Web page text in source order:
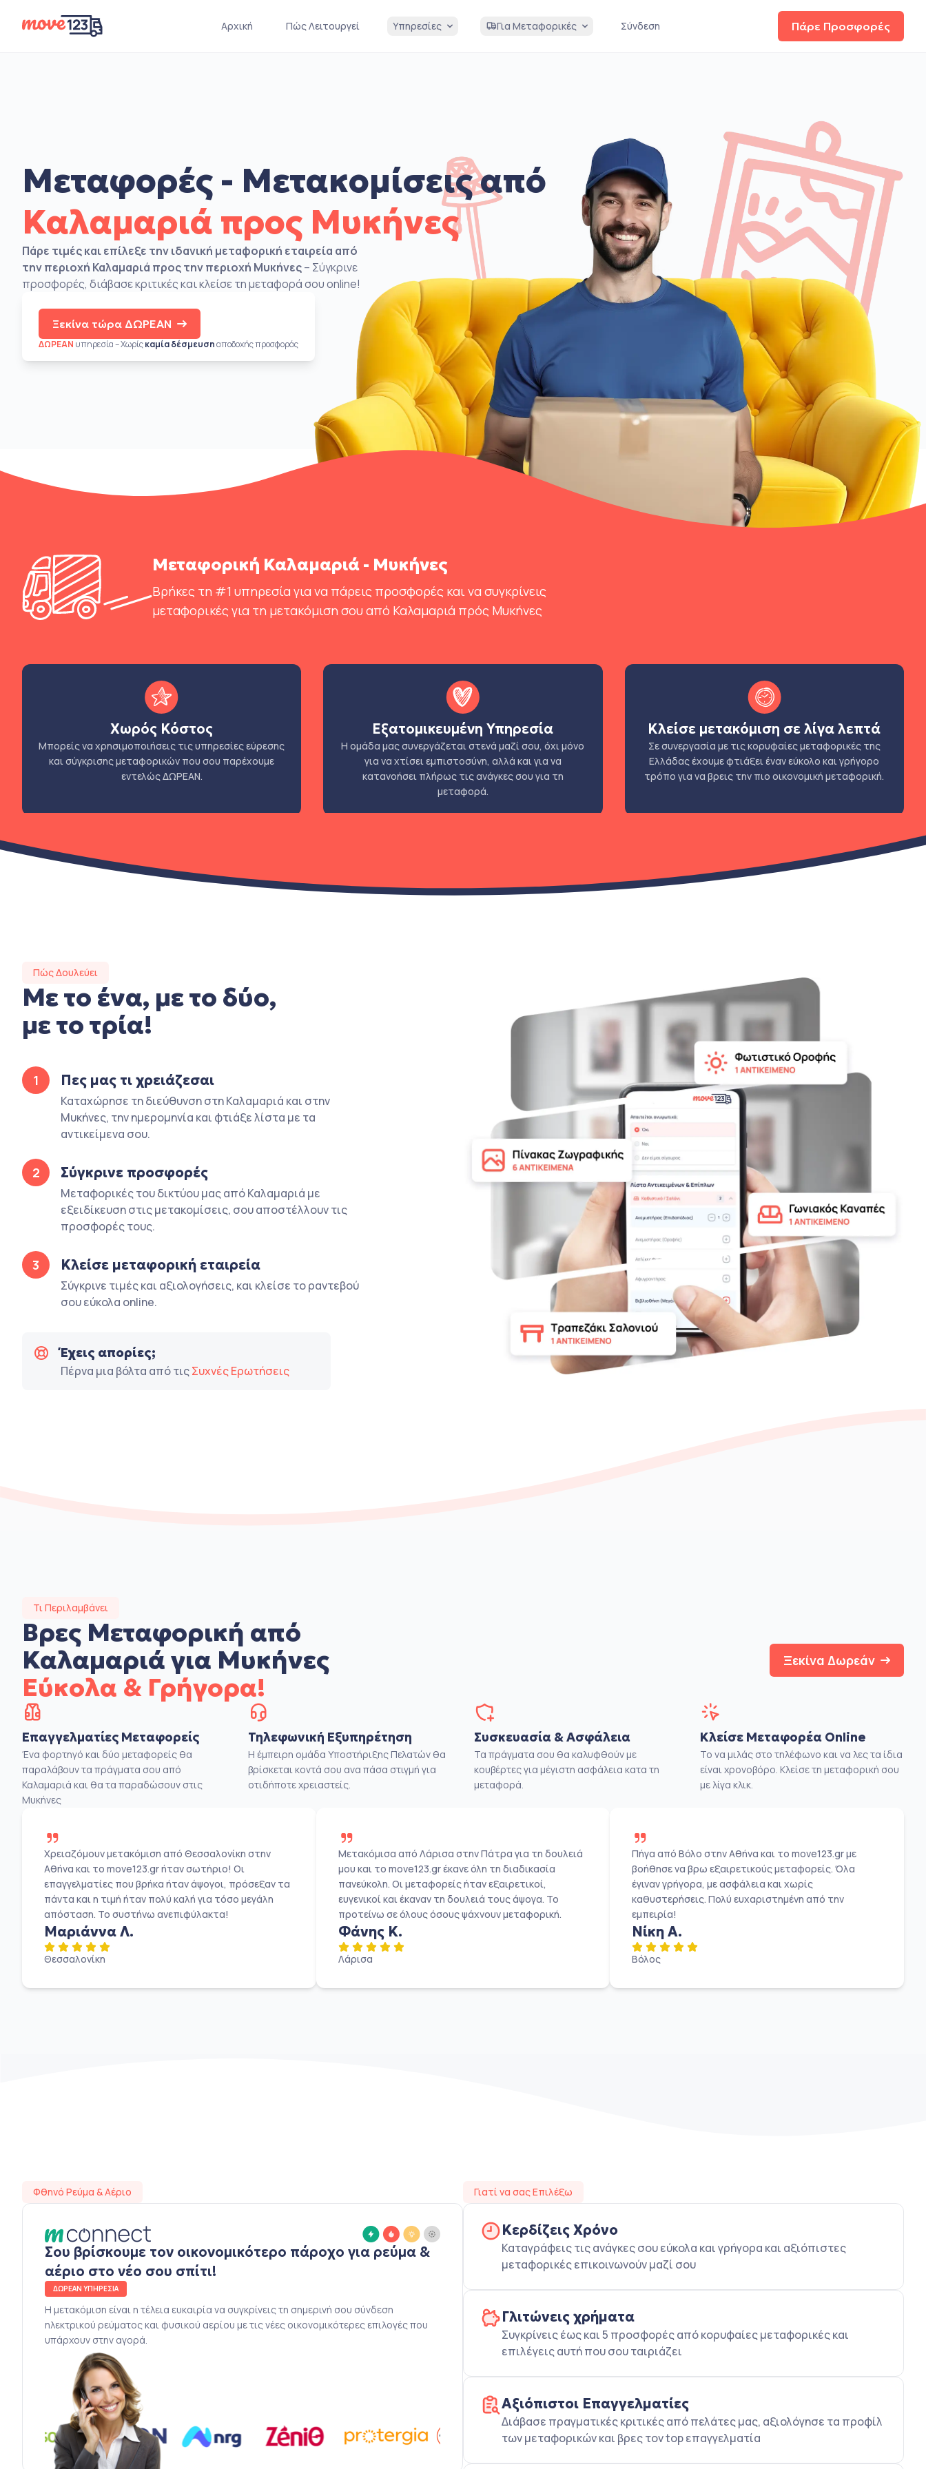
Πάρε Προσφορές
Αρχική Πώς Λειτουργεί Υπηρεσίες Για Μεταφορικές Σύνδεση
Μεταφορές - Μετακομίσεις από
Καλαμαριά προς Μυκήνες
Πάρε τιμές και επίλεξε την ιδανική μεταφορική εταιρεία από
την περιοχή Καλαμαριά προς την περιοχή Μυκήνες– Σύγκρινε
προσφορές, διάβασε κριτικές και κλείσε τη μεταφορά σου online!
Ξεκίνα τώρα ΔΩΡΕΑΝ
ΔΩΡΕΑΝ υπηρεσία – Χωρίςκαμία δέσμευσηαποδοχής προσφοράς
Μεταφορική Καλαμαριά - Μυκήνες
Βρήκες τη #1 υπηρεσία για να πάρεις προσφορές και να συγκρίνεις
μεταφορικές για τη μετακόμιση σου από Καλαμαριά πρός Μυκήνες
Χωρός Κόστος
Μπορείς να χρησιμοποιήσεις τις υπηρεσίες εύρεσης
και σύγκρισης μεταφορικών που σου παρέχουμε
εντελώς ΔΩΡΕΑΝ.
Εξατομικευμένη Υπηρεσία
Η ομάδα μας συνεργάζεται στενά μαζί σου, όχι μόνο
για να χτίσει εμπιστοσύνη, αλλά και για να
κατανοήσει πλήρως τις ανάγκες σου για τη
μεταφορά.
Κλείσε μετακόμιση σε λίγα λεπτά
Σε συνεργασία με τις κορυφαίες μεταφορικές της
Ελλάδας έχουμε φτιάξει έναν εύκολο και γρήγορο
τρόπο για να βρεις την πιο οικονομική μεταφορική.
Πώς Δουλεύει
Με το ένα, με το δύο,
με το τρία!
1 Πες μας τι χρειάζεσαι
Καταχώρησε τη διεύθυνση στη Καλαμαριά και στην
Μυκήνες, την ημερομηνία και φτιάξε λίστα με τα
αντικείμενα σου.
2 Σύγκρινε προσφορές
Μεταφορικές του δικτύου μας από Καλαμαριά με
εξειδίκευση στις μετακομίσεις, σου αποστέλλουν τις
προσφορές τους.
3 Κλείσε μεταφορική εταιρεία
Σύγκρινε τιμές και αξιολογήσεις, και κλείσε το ραντεβού
σου εύκολα online.
Έχεις απορίες;
Πέρνα μια βόλτα από τιςΣυχνές Ερωτήσεις
Τι Περιλαμβάνει
Βρες Μεταφορική από
Καλαμαριά για Μυκήνες
Εύκολα & Γρήγορα!
Ξεκίνα Δωρεάν
Επαγγελματίες Μεταφορείς
Ένα φορτηγό και δύο μεταφορείς θα
παραλάβουν τα πράγματα σου από
Καλαμαριά και θα τα παραδώσουν στις
Μυκήνες
Τηλεφωνική Εξυπηρέτηση
Η έμπειρη ομάδα Υποστήριξης Πελατών θα
βρίσκεται κοντά σου ανα πάσα στιγμή για
οτιδήποτε χρειαστείς.
Συσκευασία & Ασφάλεια
Τα πράγματα σου θα καλυφθούν με
κουβέρτες για μέγιστη ασφάλεια κατα τη
μεταφορά.
Κλείσε Μεταφορέα Online
Το να μιλάς στο τηλέφωνο και να λες τα ίδια
είναι χρονοβόρο. Κλείσε τη μεταφορική σου
με λίγα κλικ.
Χρειαζόμουν μετακόμιση από Θεσσαλονίκη στην
Αθήνα και το move123.gr ήταν σωτήριο! Οι
επαγγελματίες που βρήκα ήταν άψογοι, πρόσεξαν τα
πάντα και η τιμή ήταν πολύ καλή για τόσο μεγάλη
απόσταση. Το συστήνω ανεπιφύλακτα!
Μαριάννα Λ.
Θεσσαλονίκη
Μετακόμισα από Λάρισα στην Πάτρα για τη δουλειά
μου και το move123.gr έκανε όλη τη διαδικασία
πανεύκολη. Οι μεταφορείς ήταν εξαιρετικοί,
ευγενικοί και έκαναν τη δουλειά τους άψογα. Το
προτείνω σε όλους όσους ψάχνουν μεταφορική.
Φάνης Κ.
Λάρισα
Πήγα από Βόλο στην Αθήνα και το move123.gr με
βοήθησε να βρω εξαιρετικούς μεταφορείς. Όλα
έγιναν γρήγορα, με ασφάλεια και χωρίς
καθυστερήσεις. Πολύ ευχαριστημένη από την
εμπειρία!
Νίκη Α.
Βόλος
Φθηνό Ρεύμα & Αέριο
Σου βρίσκουμε τον οικονομικότερο πάροχο για ρεύμα &
αέριο στο νέο σου σπίτι!
ΔΩΡΕΑΝ ΥΠΗΡΕΣΙΑ
Η μετακόμιση είναι η τέλεια ευκαιρία να συγκρίνεις τη σημερινή σου σύνδεση
ηλεκτρικού ρεύματος και φυσικού αερίου με τις νέες οικονομικότερες επιλογές που
υπάρχουν στην αγορά.
Γιατί να σας Επιλέξω
Κερδίζεις Χρόνο
Καταγράφεις τις ανάγκες σου εύκολα και γρήγορα και αξιόπιστες
μεταφορικές επικοινωνούν μαζί σου
Γλιτώνεις χρήματα
Συγκρίνεις έως και 5 προσφορές από κορυφαίες μεταφορικές και
επιλέγεις αυτή που σου ταιριάζει
Αξιόπιστοι Επαγγελματίες
Διάβασε πραγματικές κριτικές από πελάτες μας, αξιολόγησε τα προφίλ
των μεταφορικών και βρες τον top επαγγελματία